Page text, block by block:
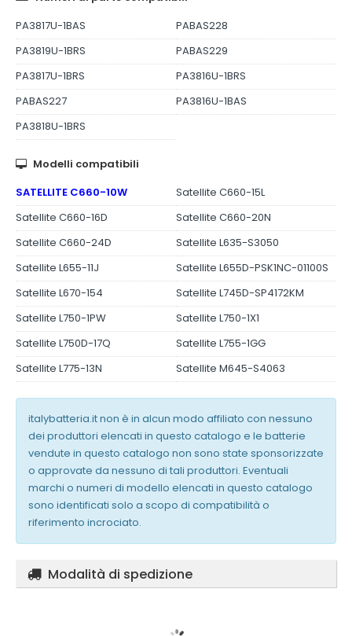
PA3817U-1BAS
PABAS228
PA3819U-1BRS
PABAS229
PA3817U-1BRS
PA3816U-1BRS
PABAS227
PA3816U-1BAS
PA3818U-1BRS
Modelli compatibili
SATELLITE C660-10W
Satellite C660-15L
Satellite C660-16D
Satellite C660-20N
Satellite C660-24D
Satellite L635-S3050
Satellite L655-11J
Satellite L655D-PSK1NC-01100S
Satellite L670-154
Satellite L745D-SP4172KM
Satellite L750-1PW
Satellite L750-1X1
Satellite L750D-17Q
Satellite L755-1GG
Satellite L775-13N
Satellite M645-S4063
italybatteria.it non è in alcun modo affiliato con nessuno
dei produttori elencati in questo catalogo e le batterie
vendute in questo catalogo non sono state sponsorizzate
o approvate da nessuno di tali produttori. Eventuali
marchi o numeri di modello elencati in questo catalogo
sono identificati solo a scopo di compatibilità o
riferimento incrociato.
Modalità di spedizione